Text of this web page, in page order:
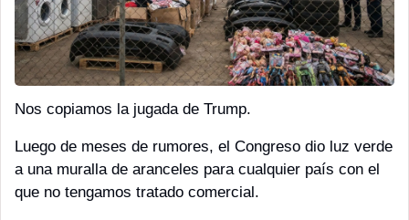
Nos copiamos la jugada de Trump.
Luego de meses de rumores, el Congreso dio luz verde
a una muralla de aranceles para cualquier país con el
que no tengamos tratado comercial.